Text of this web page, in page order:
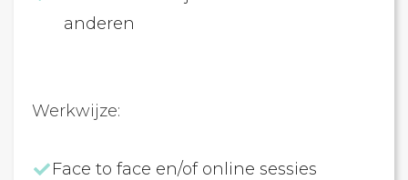
anderen
Werkwijze:
Face to face en/of online sessies